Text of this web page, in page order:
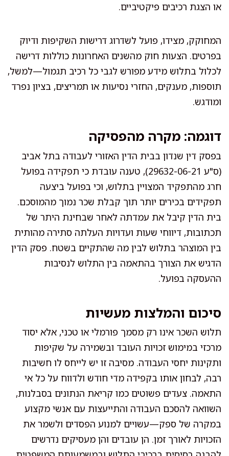
או הצגת רכיבים פיקטיביים.
המחוקק, מצידו, פועל לשדרוג דרישות השקיפות ודיוק
בפרטים. הצעות חוק מהשנים האחרונות כוללות דרישה
לכלול בתלוש מידע מפורש לגבי כל רכיב תגמול—למשל,
תוספות, מענקים, החזרי נסיעות או תמריצים, בציון נפרד
ומודגש.
דוגמה: מקרה מהפסיקה
בפסק דין שנדון בבית הדין האזורי לעבודה בתל אביב
(ס"ע 29632-06-21), טענה עובדת כי תפקידה בפועל
חרג מהתפקיד המצויין בתלוש, וכי בפועל ביצעה
תפקידים בכירים יותר תוך קבלת שכר נמוך מהמוסכם.
בית הדין קיבל את עמדתה לאחר שבחינת היתר של
תכתובות, דיווחי שעות ועדויות העלתה סתירה מהותית
בין המוצהר בתלוש לבין מה שהתקיים בשטח. פסק הדין
הדגיש את הצורך בהתאמה בין התלוש לנסיבות
ההעסקה בפועל.
סיכום והמלצות מעשיות
תלוש השכר אינו רק מסמך פורמלי או טכני, אלא יסוד
מרכזי במימוש זכויות העובד ובשמירה על שקיפות
ותקינות יחסי העבודה. מסיבה זו יש לייחס לו חשיבות
רבה, לבחון אותו בקפידה מדי חודש ולדווח על כל אי
התאמה. צעדים פשוטים כמו קריאת הנתונים בסבלנות,
השוואה להסכם העבודה והתייעצות עם אנשי מקצוע
במקרה של ספק—עשויים למנוע הפסדים ולשמר את
הזכויות לאורך זמן. הן עובדים והן מעסיקים נדרשים